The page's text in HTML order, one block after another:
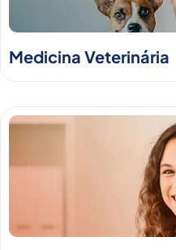
Medicina Veterinária